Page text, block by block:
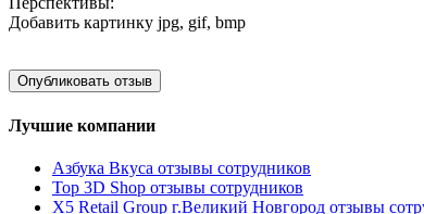
Добавить картинку jpg, gif, bmp
Лучшие компании
Азбука Вкуса отзывы сотрудников
Top 3D Shop отзывы сотрудников
X5 Retail Group г.Великий Новгород отзывы